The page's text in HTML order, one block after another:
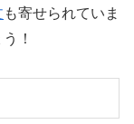
も寄せられていま
！